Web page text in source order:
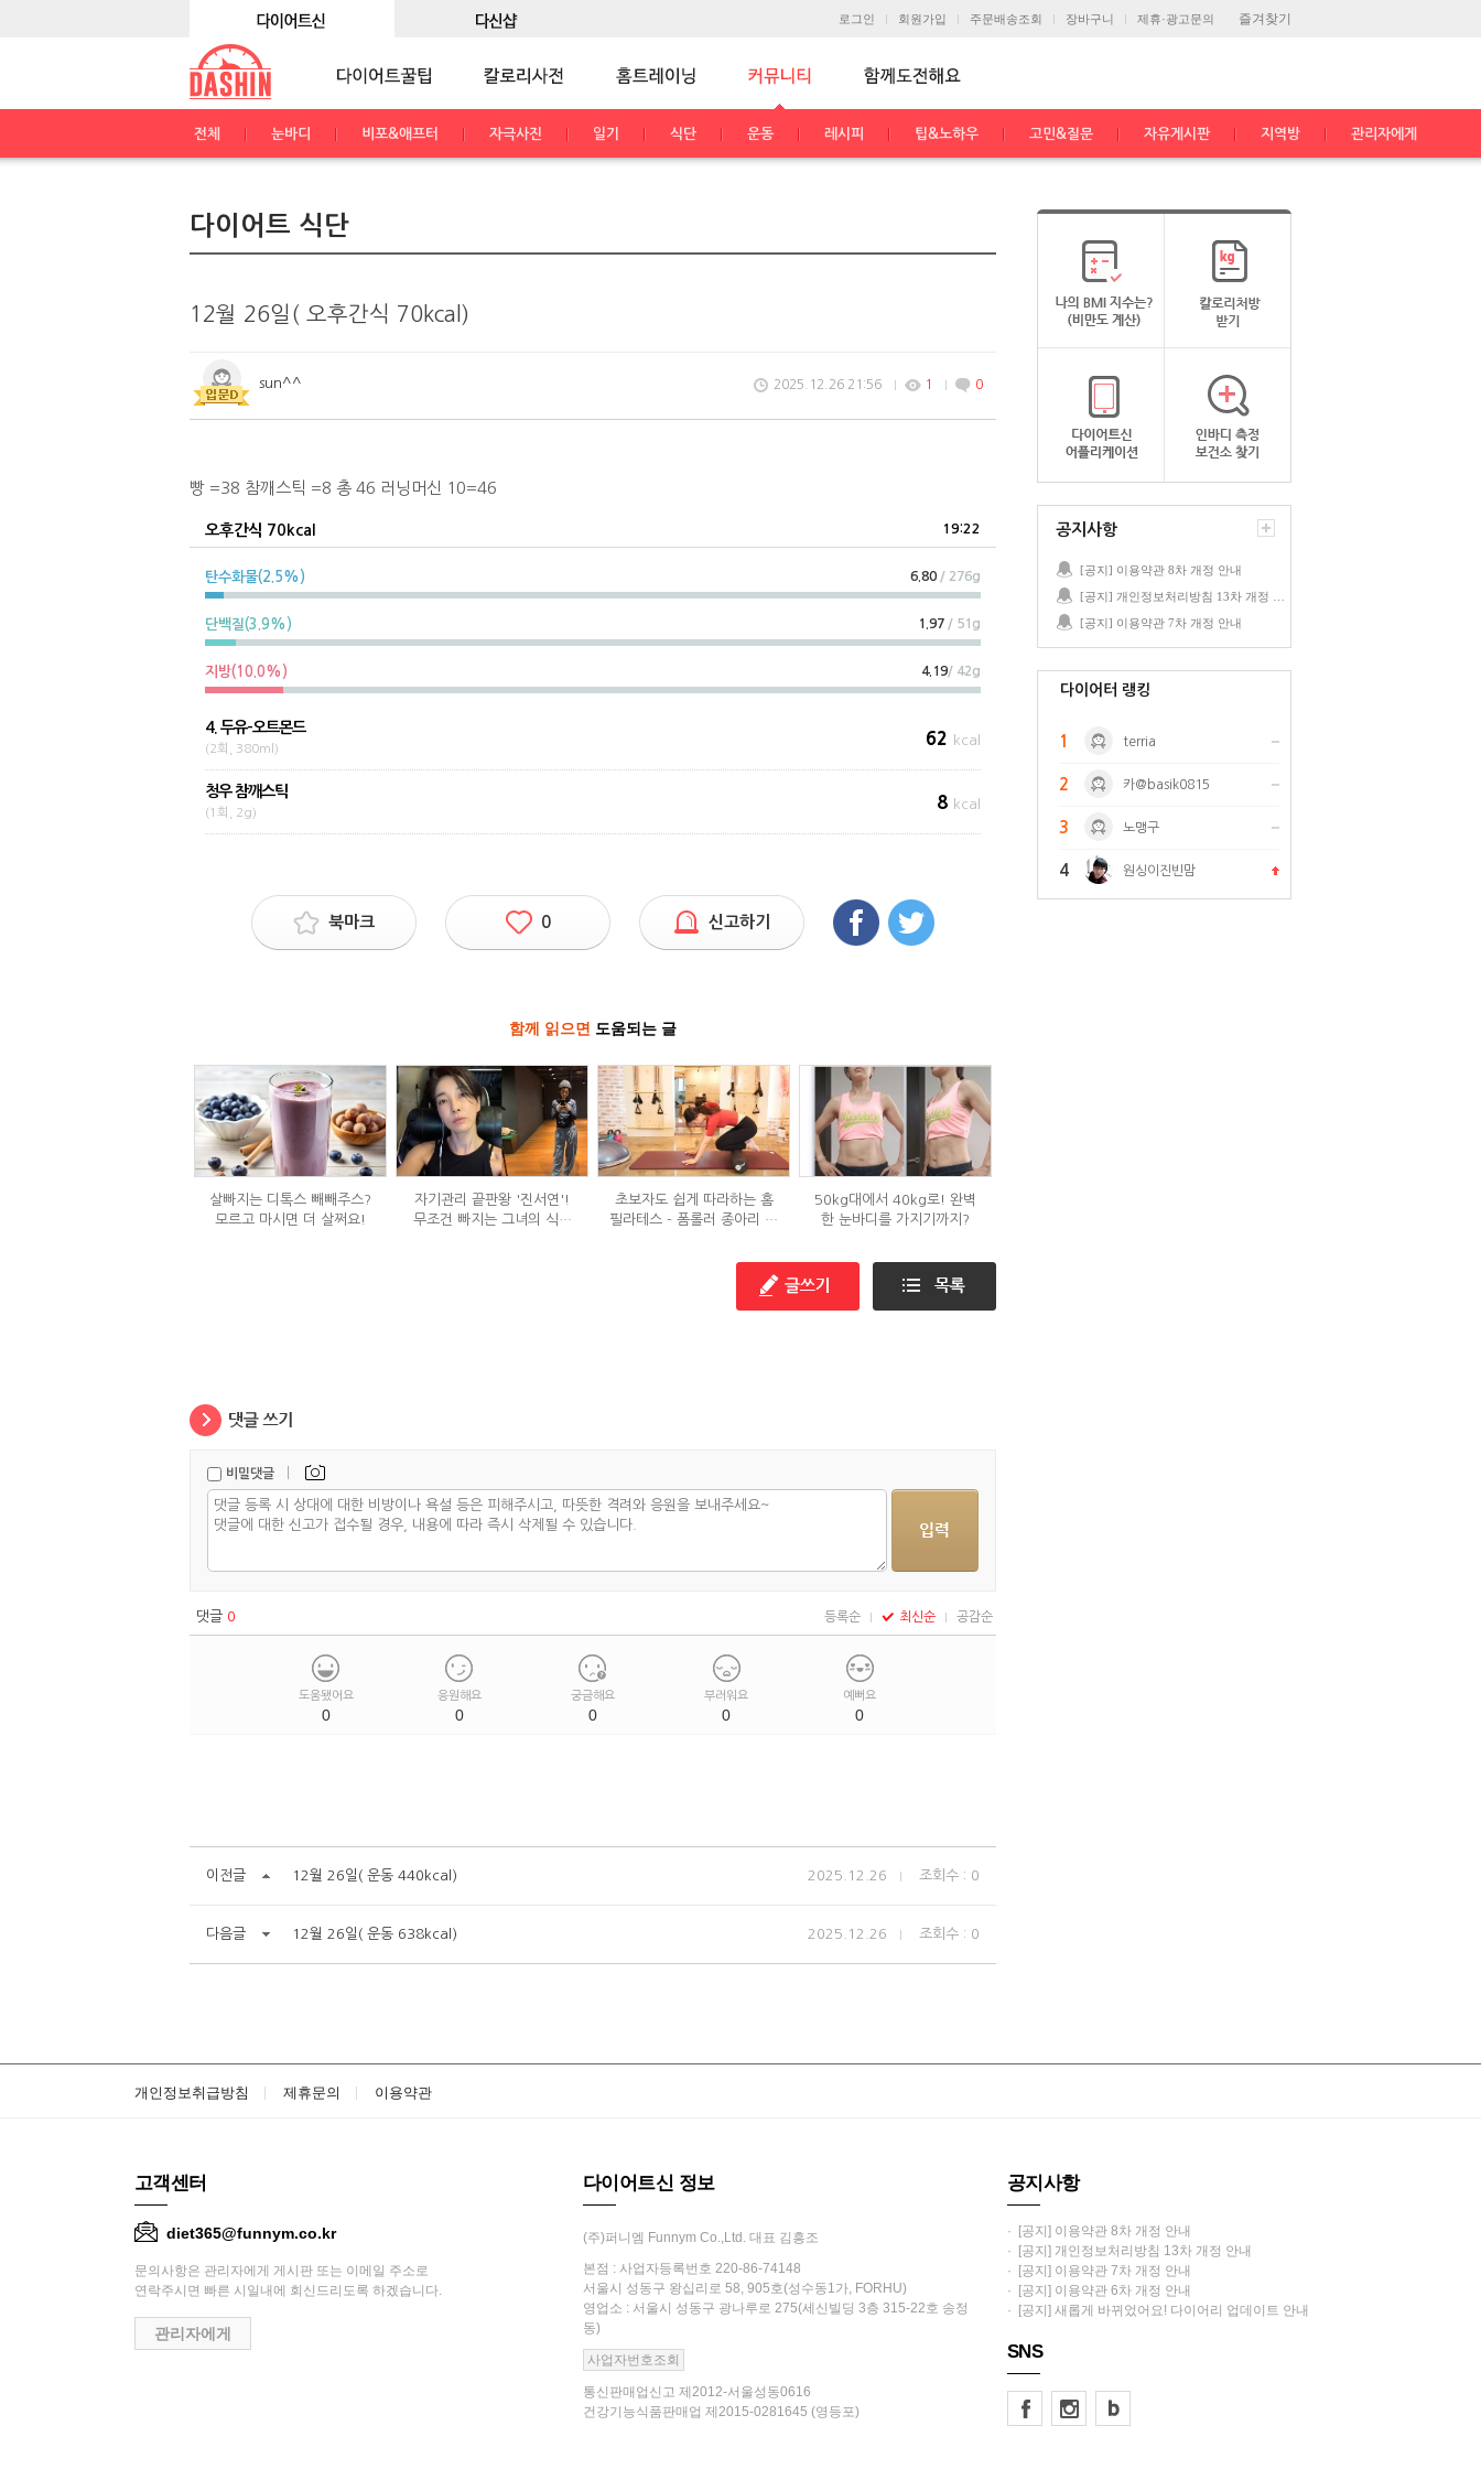
즐겨찾기
로그인 회원가입 주문배송조회 장바구니 제휴·광고문의
전체 눈바디 비포&애프터 자극사진 일기 식단 운동 레시피 팁&노하우 고민&질문 자유게시판 지역방 관리자에게
다이어트 식단
12월 26일( 오후간식 70kcal)
sun^^ 2025.12.26 21:56 1 0
빵 =38 참깨스틱 =8 총 46 러닝머신 10=46
오후간식 70kcal 19:22
탄수화물(2.5%) 6.80 / 276g
단백질(3.9%) 1.97 / 51g
지방(10.0%) 4.19/ 42g
4. 두유-오트몬드
(2회, 380ml)
62 kcal
청우 참깨스틱
(1회, 2g)
8 kcal
북마크 0 신고하기
함께 읽으면 도움되는 글
살빠지는 디톡스 빼빼주스?
모르고 마시면 더 살쩌요!
자기관리 끝판왕 '진서연'!
무조건 빠지는 그녀의 식단
초보자도 쉽게 따라하는 홈
필라테스 - 폼롤러 종아리 알
50kg대에서 40kg로! 완벽
한 눈바디를 가지기까지?
비밀댓글 |
댓글 0 등록순 최신순 공감순
도움됐어요
0
응원해요
0
궁금해요
0
부러워요
0
예뻐요
0
이전글 12월 26일( 운동 440kcal) 2025.12.26 조회수 : 0
다음글 12월 26일( 운동 638kcal) 2025.12.26 조회수 : 0
공지사항
[공지] 이용약관 8차 개정 안내
[공지] 이용약관 7차 개정 안내
다이어터 랭킹
1 terria
2 카@basik0815
3 노맹구
4 원싱이진빈맘
개인정보취급방침 제휴문의 이용약관
고객센터
diet365@funnym.co.kr
문의사항은 관리자에게 게시판 또는 이메일 주소로
연락주시면 빠른 시일내에 회신드리도록 하겠습니다.
관리자에게
다이어트신 정보
(주)퍼니엠 Funnym Co.,Ltd. 대표 김흥조
본점 : 사업자등록번호 220-86-74148
서울시 성동구 왕십리로 58, 905호(성수동1가, FORHU)
영업소 : 서울시 성동구 광나루로 275(세신빌딩 3층 315-22호 송정
동)
사업자번호조회
통신판매업신고 제2012-서울성동0616
건강기능식품판매업 제2015-0281645 (영등포)
공지사항
· [공지] 이용약관 8차 개정 안내
· [공지] 개인정보처리방침 13차 개정 안내
· [공지] 이용약관 7차 개정 안내
· [공지] 이용약관 6차 개정 안내
· [공지] 새롭게 바뀌었어요! 다이어리 업데이트 안내
SNS